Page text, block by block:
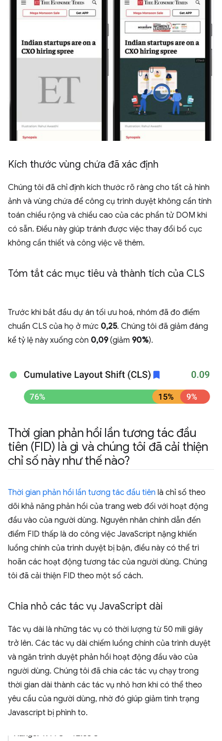
Kích thước vùng chứa đã xác định
Chúng tôi đã chỉ định kích thước rõ ràng cho tất cả hình
ảnh và vùng chứa để công cụ trình duyệt không cần tính
toán chiều rộng và chiều cao của các phần tử DOM khi
có sẵn. Điều này giúp tránh được việc thay đổi bố cục
không cần thiết và công việc vẽ thêm.
Tóm tắt các mục tiêu và thành tích của CLS
Trước khi bắt đầu dự án tối ưu hoá, nhóm đã đo điểm
chuẩn CLS của họ ở mức 0,25. Chúng tôi đã giảm đáng
kể tỷ lệ này xuống còn 0,09(giảm 90%).
Thời gian phản hồi lần tương tác đầu
tiên (FID) là gì và chúng tôi đã cải thiện
chỉ số này như thế nào?
Thời gian phản hồi lần tương tác đầu tiên là chỉ số theo
dõi khả năng phản hồi của trang web đối với hoạt động
đầu vào của người dùng. Nguyên nhân chính dẫn đến
điểm FID thấp là do công việc JavaScript nặng khiến
luồng chính của trình duyệt bị bận, điều này có thể trì
hoãn các hoạt động tương tác của người dùng. Chúng
tôi đã cải thiện FID theo một số cách.
Chia nhỏ các tác vụ JavaScript dài
Tác vụ dài là những tác vụ có thời lượng từ 50 mili giây
trở lên. Các tác vụ dài chiếm luồng chính của trình duyệt
và ngăn trình duyệt phản hồi hoạt động đầu vào của
người dùng. Chúng tôi đã chia các tác vụ chạy trong
thời gian dài thành các tác vụ nhỏ hơn khi có thể theo
yêu cầu của người dùng, nhờ đó giúp giảm tình trạng
Javascript bị phình to.